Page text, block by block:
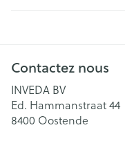
Contactez nous
INVEDA BV
Ed. Hammanstraat 44
8400 Oostende